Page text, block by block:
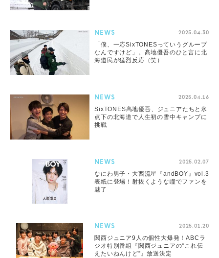
NEWS 2025.04.30
「僕、⼀応SixTONESっていうグループ
なんですけど」。髙地優吾のひと言に北
海道⺠が猛烈反応（笑）
NEWS 2025.04.16
SixTONES髙地優吾、ジュニアたちと氷
点下の北海道で⼈⽣初の雪中キャンプに
挑戦
NEWS 2025.02.07
なにわ男子・大西流星『andBOY』vol.3
表紙に登場！射抜くような瞳でファンを
魅了
NEWS 2025.01.20
関西ジュニア9人の個性大爆発！ABCラ
ジオ特別番組『関西ジュニアの“これ伝
えたいねんけど”』放送決定